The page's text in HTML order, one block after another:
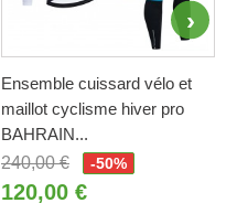
Ensemble cuissard vélo et
maillot cyclisme hiver pro
BAHRAIN...
240,00 €
-50%
120,00 €